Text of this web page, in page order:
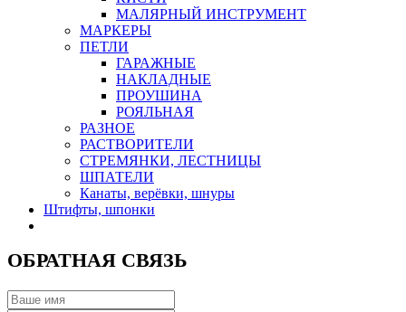
МАЛЯРНЫЙ ИНСТРУМЕНТ
МАРКЕРЫ
ПЕТЛИ
ГАРАЖНЫЕ
НАКЛАДНЫЕ
ПРОУШИНА
РОЯЛЬНАЯ
РАЗНОЕ
РАСТВОРИТЕЛИ
СТРЕМЯНКИ, ЛЕСТНИЦЫ
ШПАТЕЛИ
Канаты, верёвки, шнуры
Штифты, шпонки
ОБРАТНАЯ СВЯЗЬ